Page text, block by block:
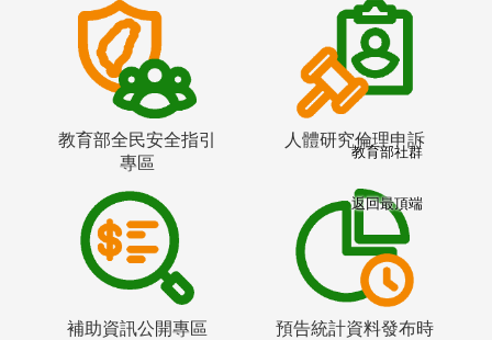
教育部全民安全指引
專區
人體研究倫理申訴
補助資訊公開專區
預告統計資料發布時
教育部社群
返回最頂端